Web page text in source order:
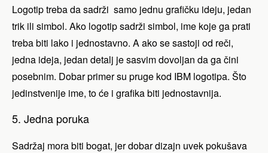
Logotip treba da sadrži samo jednu grafičku ideju, jedan
trik ili simbol. Ako logotip sadrži simbol, ime koje ga prati
treba biti lako i jednostavno. A ako se sastoji od reči,
jedna ideja, jedan detalj je sasvim dovoljan da ga čini
posebnim. Dobar primer su pruge kod IBM logotipa. Što
jedinstvenije ime, to će i grafika biti jednostavnija.
5. Jedna poruka
Sadržaj mora biti bogat, jer dobar dizajn uvek pokušava